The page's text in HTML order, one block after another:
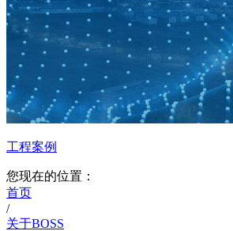
工程案例
您现在的位置：
首页
/
关于BOSS